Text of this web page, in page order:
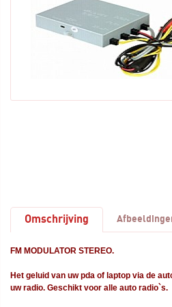
Omschrijving
FM MODULATOR STEREO.
Het geluid van uw pda of laptop via de
uw radio. Geschikt voor alle auto radio`s.